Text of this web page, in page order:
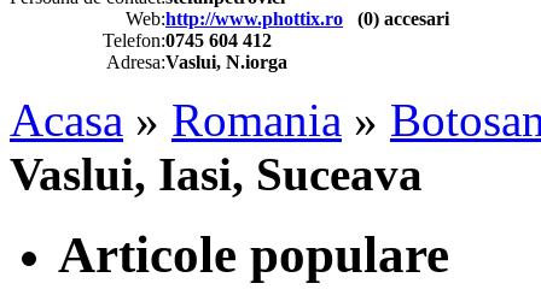
Web:http://www.phottix.ro (0) accesari
Telefon:0745 604 412
Adresa:Vaslui, N.iorga
Acasa » Romania »
Vaslui, Iasi, Suceava
Articole populare